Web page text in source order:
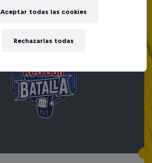
Rechazarlas todas
Aceptar todas las cookies